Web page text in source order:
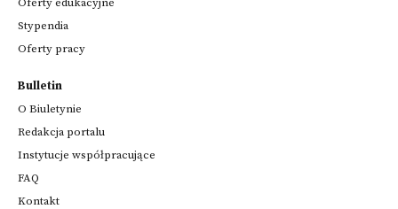
Stypendia
Oferty pracy
Bulletin
O Biuletynie
Redakcja portalu
Instytucje współpracujące
FAQ
Kontakt